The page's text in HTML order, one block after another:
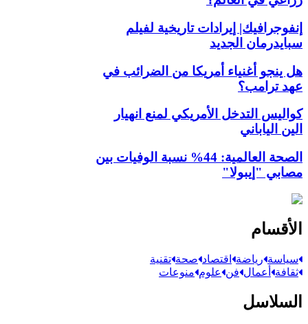
إنفوجرافيك| إيرادات تاريخية لفيلم
سبايدرمان الجديد
هل ينجو أغنياء أمريكا من الضرائب في
عهد ترامب؟
كواليس التدخل الأمريكي لمنع انهيار
الين الياباني
الصحة العالمية: 44% نسبة الوفيات بين
مصابي "إيبولا"
الأقسام
سياسة رياضة اقتصاد صحة تقنية
ثقافة أعمال فن علوم منوعات
السلاسل